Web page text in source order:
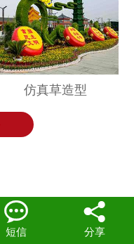
仿真草造型

短信

分享